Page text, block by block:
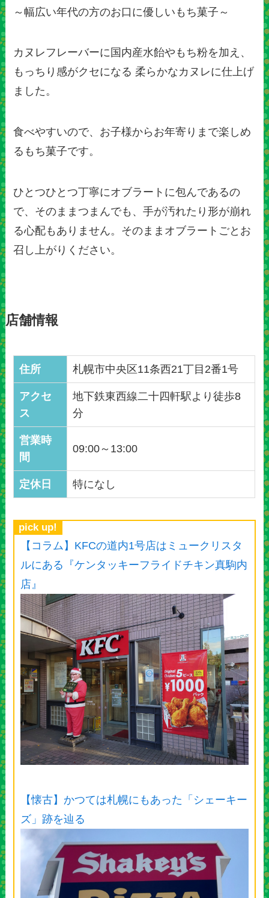
～幅広い年代の方のお口に優しいもち菓子～
カヌレフレーバーに国内産水飴やもち粉を加え、
もっちり感がクセになる 柔らかなカヌレに仕上げ
ました。
食べやすいので、お子様からお年寄りまで楽しめ
るもち菓子です。
ひとつひとつ丁寧にオブラートに包んであるの
で、そのままつまんでも、手が汚れたり形が崩れ
る心配もありません。そのままオブラートごとお
召し上がりください。
店舗情報
住所 札幌市中央区11条西21丁目2番1号
アクセ
ス
地下鉄東西線二十四軒駅より徒歩8
分
営業時
間
09:00～13:00
定休日 特になし
pick up!
【コラム】KFCの道内1号店はミュークリスタ
ルにある『ケンタッキーフライドチキン真駒内
店』
【懐古】かつては札幌にもあった「シェーキー
ズ」跡を辿る